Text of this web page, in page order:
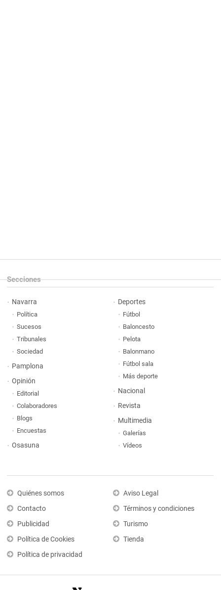
Secciones
Navarra
Política
Sucesos
Tribunales
Sociedad
Pamplona
Opinión
Editorial
Colaboradores
Blogs
Encuestas
Osasuna
Deportes
Fútbol
Baloncesto
Pelota
Balonmano
Fútbol sala
Más deporte
Nacional
Revista
Multimedia
Galerías
Vídeos
Quiénes somos
Contacto
Publicidad
Política de Cookies
Política de privacidad
Aviso Legal
Términos y condiciones
Turismo
Tienda